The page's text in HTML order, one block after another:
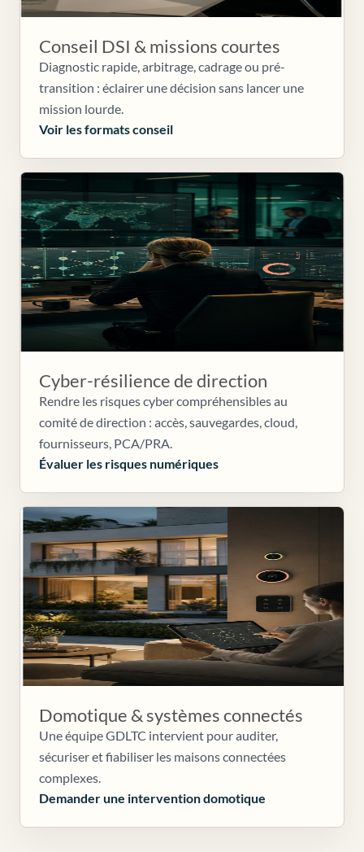
Conseil DSI & missions courtes
Diagnostic rapide, arbitrage, cadrage ou pré-
transition : éclairer une décision sans lancer une
mission lourde.
Voir les formats conseil
Cyber-résilience de direction
Rendre les risques cyber compréhensibles au
comité de direction : accès, sauvegardes, cloud,
fournisseurs, PCA/PRA.
Évaluer les risques numériques
Domotique & systèmes connectés
Une équipe GDLTC intervient pour auditer,
sécuriser et fiabiliser les maisons connectées
complexes.
Demander une intervention domotique